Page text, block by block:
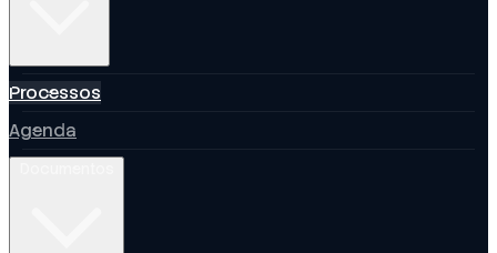
Processos
Agenda